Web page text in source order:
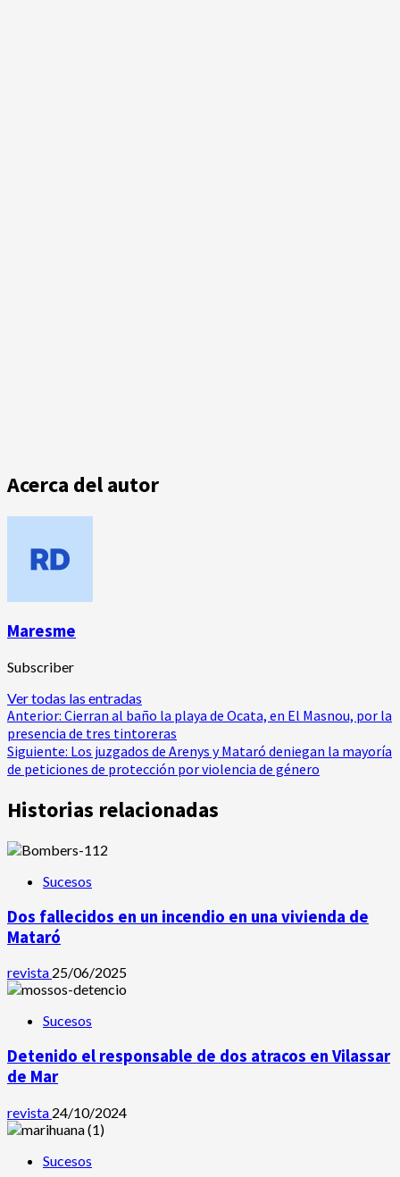
Acerca del autor
Maresme
Subscriber
Ver todas las entradas
Navegación
de
entradas
Anterior: Cierran al baño la playa de Ocata, en El Masnou, por la
presencia de tres tintoreras
Siguiente: Los juzgados de Arenys y Mataró deniegan la mayoría
de peticiones de protección por violencia de género
Historias relacionadas
Sucesos
Dos fallecidos en un incendio en una vivienda de
Mataró
revista 25/06/2025
Sucesos
Detenido el responsable de dos atracos en Vilassar
de Mar
revista 24/10/2024
Sucesos